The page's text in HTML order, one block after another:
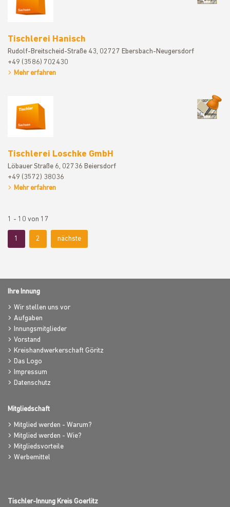
Tischlerei Hanisch
Rudolf-Breitscheid-Straße 43, 02727 Ebersbach-Neugersdorf
+49 (3586) 702430
Mehr erfahren
Tischlerei Loschke GmbH
Löbauer Straße 6, 02736 Beiersdorf
+49 (3572) 38036
Mehr erfahren
Tischlerei
1 - 10 von 17
1 2 nächste
Ihre Innung
Wir stellen uns vor
Aufgaben
Innungsmitglieder
Vorstand
Kreishandwerkerschaft Göritz
Das Logo
Impressum
Datenschutz
Mitgliedschaft
Mitglied werden - Warum?
Mitglied werden - Wie?
Mitgliedsvorteile
Werbemittel
Tischler-Innung Kreis Goerlitz